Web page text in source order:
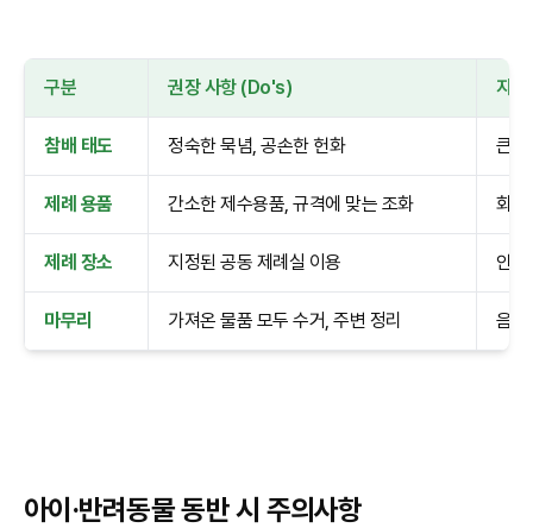
구분 권장 사항 (Do's) 지
참배 태도 정숙한 묵념, 공손한 헌화 큰
제례 용품 간소한 제수용품, 규격에 맞는 조화 화기
제례 장소 지정된 공동 제례실 이용 안
마무리 가져온 물품 모두 수거, 주변 정리 음식
아이·반려동물 동반 시 주의사항